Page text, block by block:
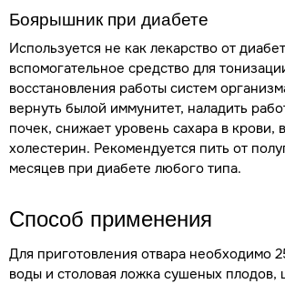
Боярышник при диабете
Используется не как лекарство от
вспомогательное средство для
восстановления работы систем
вернуть былой иммунитет, наладить
почек, снижает уровень сахара в крови,
холестерин. Рекомендуется пить от
месяцев при диабете любого типа.
Способ применения
Для приготовления отвара необходимо
воды и столовая ложка сушеных плодов,